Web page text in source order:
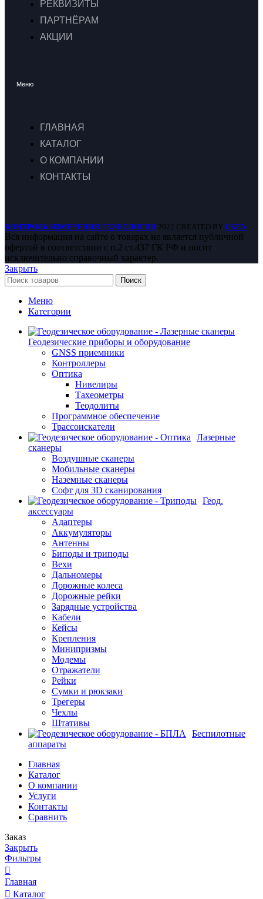
РЕКВИЗИТЫ
ПАРТНЁРАМ
АКЦИИ
Меню
ГЛАВНАЯ
КАТАЛОГ
О КОМПАНИИ
КОНТАКТЫ
КОНТРОЛЬ ИЗМЕРЕНИЯ ТЕХНОЛОГИИ 2022 CREATED BY LKEY
Вся информация на сайте о товарах не является публичной
офертой в соответствии с п.2 ст.437 ГК РФ и носит
исключительно справочный характер.
Закрыть
Поиск
Меню
Категории
Геодезические приборы и оборудование
GNSS приемники
Контроллеры
Оптика
Нивелиры
Тахеометры
Теодолиты
Программное обеспечение
Трассоискатели
Лазерные
сканеры
Воздушные сканеры
Мобильные сканеры
Наземные сканеры
Софт для 3D сканирования
Геод.
аксессуары
Адаптеры
Аккумуляторы
Антенны
Биподы и триподы
Вехи
Дальномеры
Дорожные колеса
Дорожные рейки
Зарядные устройства
Кабели
Кейсы
Крепления
Минипризмы
Модемы
Отражатели
Рейки
Сумки и рюкзаки
Трегеры
Чехлы
Штативы
Беспилотные
аппараты
Главная
Каталог
О компании
Услуги
Контакты
Сравнить
Заказ
Закрыть
Фильтры
Главная
Каталог